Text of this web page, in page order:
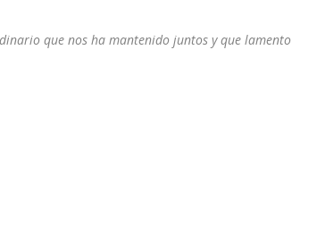
que nos ha mantenido juntos y que lamento